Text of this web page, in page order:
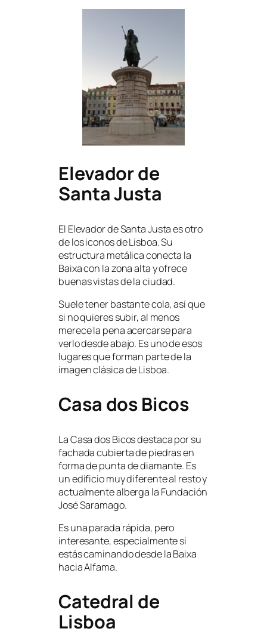
Elevador de
Santa Justa
El Elevador de Santa Justa es otro
de los iconos de Lisboa. Su
estructura metálica conecta la
Baixa con la zona alta y ofrece
buenas vistas de la ciudad.
Suele tener bastante cola, así que
si no quieres subir, al menos
merece la pena acercarse para
verlo desde abajo. Es uno de esos
lugares que forman parte de la
imagen clásica de Lisboa.
Casa dos Bicos
La Casa dos Bicos destaca por su
fachada cubierta de piedras en
forma de punta de diamante. Es
un edificio muy diferente al resto y
actualmente alberga la Fundación
José Saramago.
Es una parada rápida, pero
interesante, especialmente si
estás caminando desde la Baixa
hacia Alfama.
Catedral de
Lisboa